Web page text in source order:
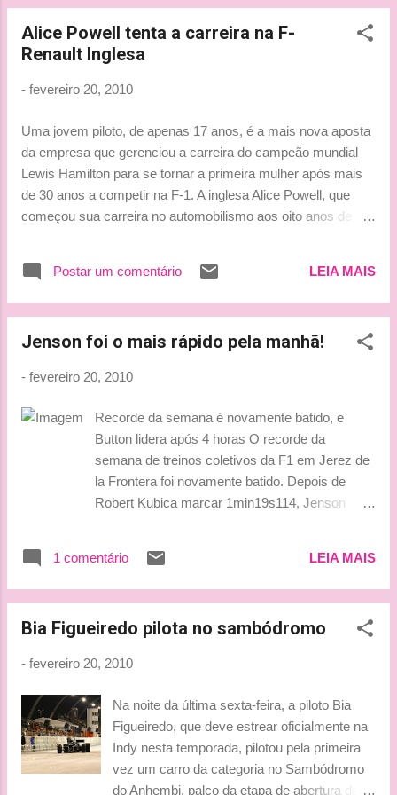
Alice Powell tenta a carreira na F-
Renault Inglesa
- fevereiro 20, 2010
Uma jovem piloto, de apenas 17 anos, é a mais nova aposta
da empresa que gerenciou a carreira do campeão mundial
Lewis Hamilton para se tornar a primeira mulher após mais
de 30 anos a competir na F-1. A inglesa Alice Powell, que
começou sua carreira no automobilismo aos oito anos de
Raikkonen. Neste ano, a piloto vai disputar sua segunda
temporada na F-Renault Inglesa, junto com mais outros 28
"Sou um ser humano, exatamente igual aos meninos, e não
está lá e faz bem seu trabalho, então mais mulheres
assistirão ao esporte", disse Alice. "As pessoas da família
veem o automobilismo como um esporte perigoso para suas
filhas. Tenho que admitir que minha mãe se preocupa. Se
Postar um comentário LEIA MAIS
Jenson foi o mais rápido pela manhã!
- fevereiro 20, 2010
Recorde da semana é novamente batido, e
Button lidera após 4 horas O recorde da
semana de treinos coletivos da F1 em Jerez de
la Frontera foi novamente batido. Depois de
Robert Kubica marcar 1min19s114, Jenson
horas de trabalhos, o piloto da McLaren lidera a
sessão deste sábado (20) com o tempo de
classificação deste sábado nas últimas duas
e Button, tudo continuou como antes. Ninguém
melhorou seu tempo obtido pela manhã.
Vitantonio Liuzzi se manteve em terceiro,
seguido por Nico Rosberg, Fernando Alonso,
Kamui Kobayashi, Jaime Alguersuari, Mark
Webber, Nico Hülkenberg, Timo Glock e Jarno
1 comentário LEIA MAIS
Bia Figueiredo pilota no sambódromo
- fevereiro 20, 2010
Na noite da última sexta-feira, a piloto Bia
Figueiredo, que deve estrear oficialmente na
Indy nesta temporada, pilotou pela primeira
vez um carro da categoria no Sambódromo
do Anhembi, palco da etapa de abertura da